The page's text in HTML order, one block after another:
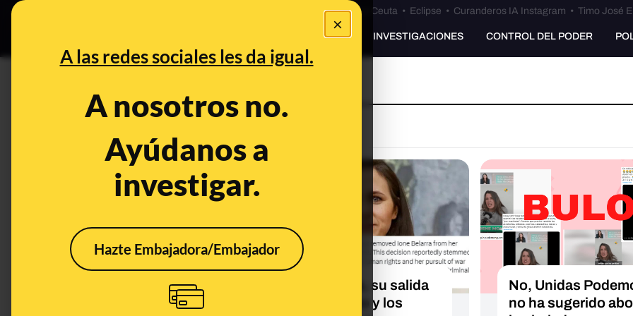
×
A las redes sociales les da igual.
A nosotros no.
Ayúdanos a
investigar.
Hazte Embajadora/Embajador
Especial Ceuta•Bulos Ceuta • Eclipse • Curanderos IA Instagram • Timo José
PREBUNKING INVESTIGACIONES CONTROL DEL PODER
Unidas Podemos
No hay una candidata
de Unidas Podemos a la
Ione Belarra, su salida
del Gobierno y los
No, Unidas
no ha sugerido